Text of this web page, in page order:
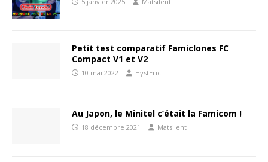
Petit test comparatif Famiclones FC
Compact V1 et V2
10 mai 2022 HystEric
Au Japon, le Minitel c’était la Famicom !
18 décembre 2021 Matsilent